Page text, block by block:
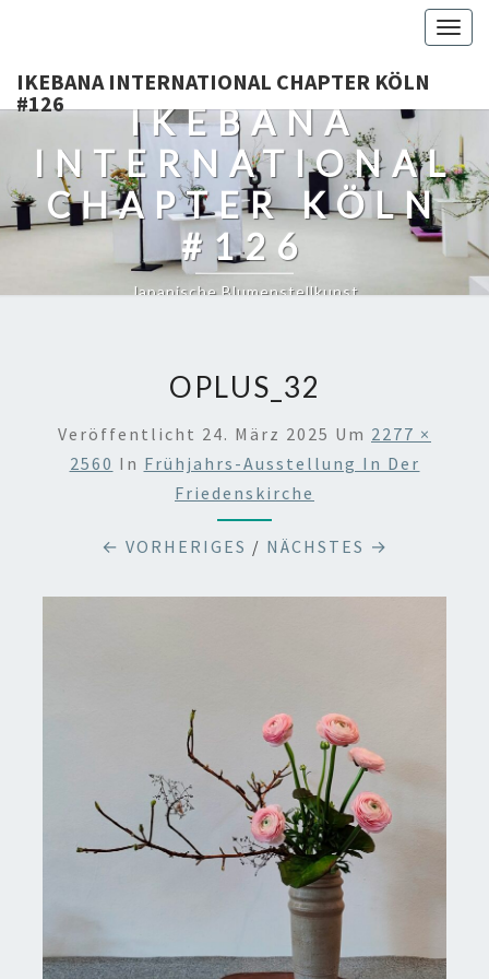
IKEBANA INTERNATIONAL CHAPTER KÖLN
#126
IKEBANA
INTERNATIONAL
CHAPTER KÖLN
#126
Japanische Blumenstellkunst
OPLUS_32
Veröffentlicht 24. März 2025 Um 2277 ×
2560 In Frühjahrs-Ausstellung In Der
Friedenskirche
← VORHERIGES / NÄCHSTES →